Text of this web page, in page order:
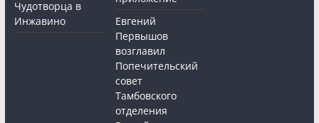
Чудотворца в
Инжавино
Евгений
Первышов
возглавил
Попечительский
совет
Тамбовского
отделения